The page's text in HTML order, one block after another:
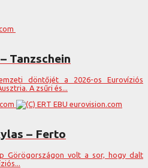
Tanzschein
döntőjét a 2026-os Eurovíziós
A zsűri és...
– Ferto
Görögországon volt a sor, hogy dalt